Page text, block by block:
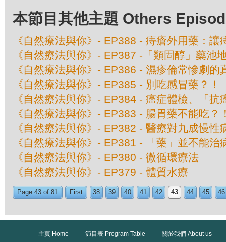
本節目其他主題 Others
《自然療法與你》- EP388 - 痔瘡外用藥：
《自然療法與你》- EP387 -「類固醇」藥池
《自然療法與你》- EP386 - 濕疹倫常慘劇的
《自然療法與你》- EP385 - 別吃感冒藥？！
《自然療法與你》- EP384 - 癌症體檢、「
《自然療法與你》- EP383 - 腸胃藥不能吃？
《自然療法與你》- EP382 - 醫療對九成慢性
《自然療法與你》- EP381 - 「藥」並不能治
《自然療法與你》- EP380 - 微循環療法
《自然療法與你》- EP379 - 體質水療
Page 43 of 81 First 38 39 40 41 42 43 44 45 46
主頁 Home 節目表 Program Table
關於我們 About us